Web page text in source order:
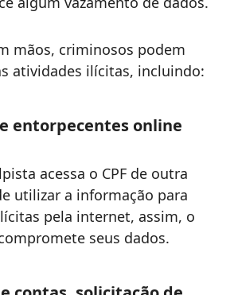
mãos, criminosos podem
atividades ilícitas, incluindo:
entorpecentes online
acessa o CPF de outra
utilizar a informação para
pela internet, assim, o
seus dados.